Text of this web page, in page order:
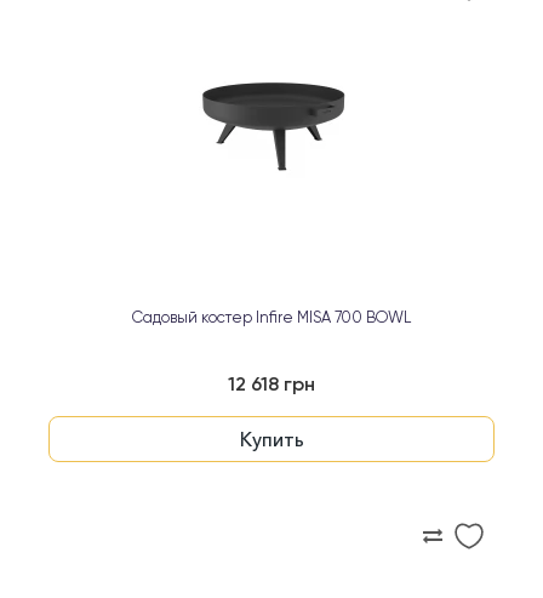
Садовый костер Infire MISA 700 BOWL
12 618 грн
Купить